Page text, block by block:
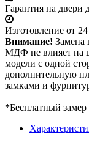
Гарантия на двери
Изготовление от 24
Внимание! Замена
МДФ не влияет на
модели с одной
дополнительную
замками и
*Бесплатный